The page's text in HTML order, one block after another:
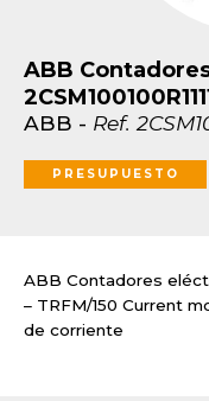
ABB
ABB - Ref.
PRESUPUESTO
ABB Contadores
– TRFM/150 Current
de corriente